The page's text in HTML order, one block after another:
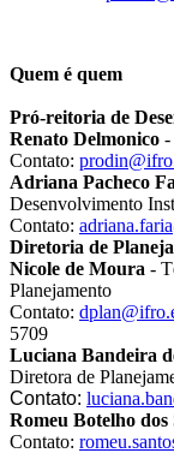
Quem é quem
Pró-reitoria de
Renato Delmonico -
Contato:
Adriana Pacheco
Desenvolvimento
Contato:
Diretoria de
Nicole de Moura -
Planejamento
Contato:
5709
Luciana Bandeira
Diretora de
Contato:
Romeu Botelho dos
Contato: